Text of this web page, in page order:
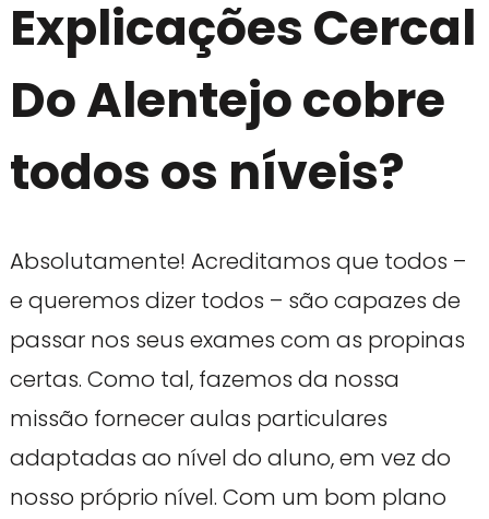
Explicações Cercal
Do Alentejo cobre
todos os níveis?
Absolutamente! Acreditamos que todos –
e queremos dizer todos – são capazes de
passar nos seus exames com as propinas
certas. Como tal, fazemos da nossa
missão fornecer aulas particulares
adaptadas ao nível do aluno, em vez do
nosso próprio nível. Com um bom plano